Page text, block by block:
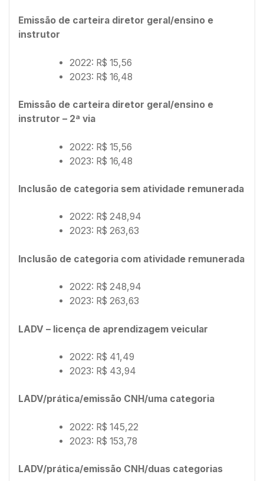
Emissão de carteira diretor geral/ensino e
instrutor
2022: R$ 15,56
2023: R$ 16,48
Emissão de carteira diretor geral/ensino e
instrutor – 2ª via
2022: R$ 15,56
2023: R$ 16,48
Inclusão de categoria sem atividade remunerada
2022: R$ 248,94
2023: R$ 263,63
Inclusão de categoria com atividade remunerada
2022: R$ 248,94
2023: R$ 263,63
LADV – licença de aprendizagem veicular
2022: R$ 41,49
2023: R$ 43,94
LADV/prática/emissão CNH/uma categoria
2022: R$ 145,22
2023: R$ 153,78
LADV/prática/emissão CNH/duas categorias